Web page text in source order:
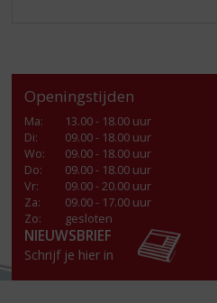
Openingstijden
Ma:
13.00 - 18.00 uur
Di:
09.00 - 18.00 uur
Wo:
09.00 - 18.00 uur
Do:
09.00 - 18.00 uur
Vr:
09.00 - 20.00 uur
Za:
09.00 - 17.00 uur
Zo:
gesloten
NIEUWSBRIEF
Schrijf je hier in